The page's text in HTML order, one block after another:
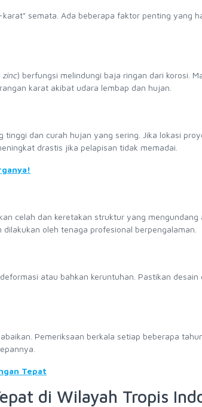
semata. Ada beberapa faktor penting yang
zinc) berfungsi melindungi baja ringan dari korosi.
karat akibat udara lembap dan hujan.
dan curah hujan yang sering. Jika lokasi
drastis jika pelapisan tidak memadai.
celah dan keretakan struktur yang mengundang
oleh tenaga profesional berpengalaman.
atau bahkan keruntuhan. Pastikan desain
Pemeriksaan berkala setiap beberapa
Tepat
di Wilayah Tropis